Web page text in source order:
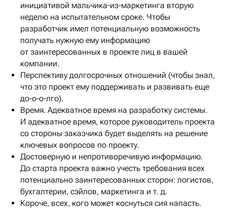
инициативой мальчика-из-маркетинга вторую
неделю на испытательном сроке. Чтобы
разработчик имел потенциальную возможность
получать нужную ему информацию
от заинтересованных в проекте лиц в вашей
компании.
Перспективу долгосрочных отношений (чтобы знал,
что это проект ему поддерживать и развивать еще
до-о-о-лго).
Время. Адекватное время на разработку системы.
И адекватное время, которое руководитель проекта
со стороны заказчика будет выделять на решение
ключевых вопросов по проекту.
Достоверную и непротиворечивую информацию.
До старта проекта важно учесть требования всех
потенциально заинтересованных сторон: логистов,
бухгалтерии, сэйлов, маркетинга и т. д.
Короче, всех, кого может коснуться сия напасть.